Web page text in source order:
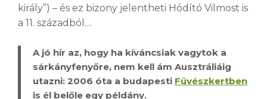
király”) – és ez bizony jelentheti Hódító Vilmost is
a 11. századból…
A jó hír az, hogy ha kíváncsiak vagytok a
sárkányfenyőre, nem kell ám Ausztráliáig
utazni: 2006 óta a budapesti Füvészkertben
is él belőle egy példány.